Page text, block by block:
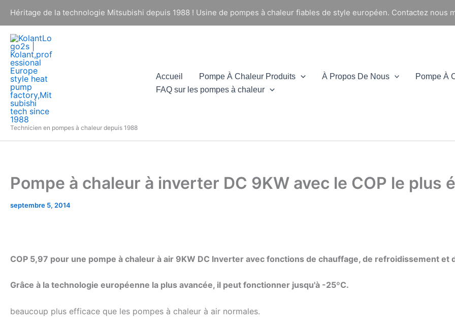
contenu
Héritage de la technologie Mitsubishi depuis 1988 ! Usine de pompes à chaleur fiables de style européen. Contactez nous
Technicien en pompes à chaleur depuis 1988
Accueil Pompe À Chaleur Produits À Propos De Nous
Pompe À
FAQ sur les pompes à chaleur
Pompe à chaleur à inverter DC 9KW avec le COP le plus
septembre 5, 2014
COP 5,97 pour une pompe à chaleur à air 9KW DC Inverter avec fonctions de chauffage, de refroidissement et
Grâce à la technologie européenne la plus avancée, il peut fonctionner jusqu'à -25ºC.
beaucoup plus efficace que les pompes à chaleur à air normales.